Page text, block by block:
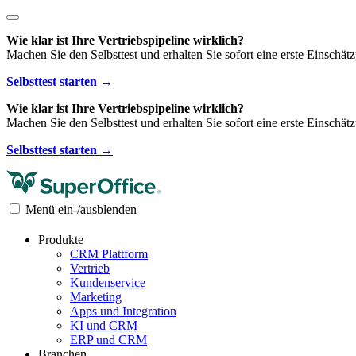
Wie klar ist Ihre Vertriebspipeline wirklich?
Machen Sie den Selbsttest und erhalten Sie sofort eine erste
Selbsttest starten →
Wie klar ist Ihre Vertriebspipeline wirklich?
Machen Sie den Selbsttest und erhalten Sie sofort eine erste
Selbsttest starten →
Menü ein-/ausblenden
Produkte
CRM Plattform
Vertrieb
Kundenservice
Marketing
Apps und Integration
KI und CRM
ERP und CRM